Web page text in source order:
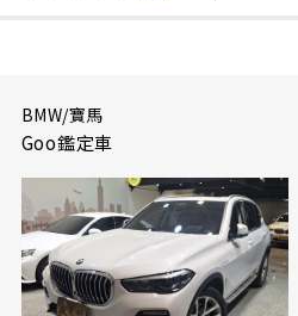
BMW/寶馬
Goo鑑定車